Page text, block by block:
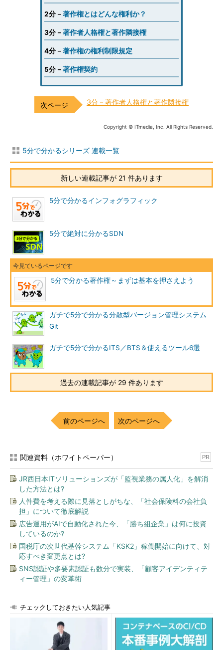
2分－著作権とはどんな権利か？
3分－著作者人格権と著作隣接権
4分－著作権の権利制限規定
5分－著作権契約
3分－著作者人格権と著作隣接権
Copyright © ITmedia, Inc. All Rights Reserved.
5分で分かるシリーズ 連載一覧
新しい連載記事が 21 件あります
5分で分かるインフォグラフィック
5分で絶対に分かるSDN
5分で分かる著作権～まずは基本を押さえよう
ガチで5分で分かる分散型バージョン管理システム
Git
ガチで5分で分かるITS／BTS＆使えるツール6選
過去の連載記事が 29 件あります
前のページへ 次のページへ
関連資料（ホワイトペーパー） PR
JR西日本ITソリューションズが「監視業務の属人化」を解消
した方法とは?
人件費を考える際に見落としがちな、「社会保険料の会社負
担」について徹底解説
広告運用がAIで自動化された今、「勝ち組企業」は何に投資
しているのか?
国税庁の次世代基幹システム「KSK2」稼働開始に向けて、対
応すべき変更点とは?
SNS認証や多要素認証も数分で実装、「顧客アイデンティテ
ィー管理」の変革術
チェックしておきたい人気記事